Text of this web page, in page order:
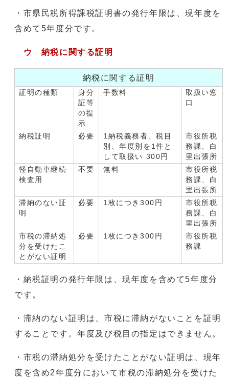
・市県民税所得課税証明書の発行年限は、現年度を
含めて5年度分です。
ウ 納税に関する証明
納税に関する証明
証明の種類
身分
証等
の提
示
手数料
取扱い窓
口
納税証明 必要
1納税義務者、税目
別、年度別を1件と
して取扱い 300円
市役所税
務課、白
里出張所
軽自動車継続
検査用
不要 無料
市役所税
務課、白
里出張所
滞納のない証
明
必要 1枚につき300円
市役所税
務課、白
里出張所
市税の滞納処
分を受けたこ
とがない証明
必要 1枚につき300円
市役所税
務課
・納税証明の発行年限は、現年度を含めて5年度分
です。
・滞納のない証明は、市税に滞納がないことを証明
することです。年度及び税目の指定はできません。
・市税の滞納処分を受けたことがない証明は、現年
度を含め2年度分において市税の滞納処分を受けた